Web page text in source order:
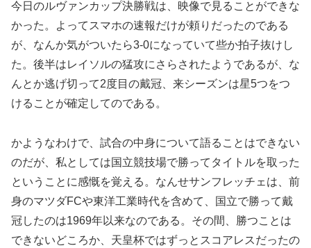
今日のルヴァンカップ決勝戦は、映像で見ることができな
かった。よってスマホの速報だけが頼りだったのである
が、なんか気がついたら3-0になっていて些か拍子抜けし
た。後半はレイソルの猛攻にさらされたようであるが、な
んとか逃げ切って2度目の戴冠、来シーズンは星5つをつ
けることが確定してのである。
かようなわけで、試合の中身について語ることはできない
のだが、私としては国立競技場で勝ってタイトルを取った
ということに感慨を覚える。なんせサンフレッチェは、前
身のマツダFCや東洋工業時代を含めて、国立で勝って戴
冠したのは1969年以来なのである。その間、勝つことは
できないどころか、天皇杯ではずっとスコアレスだったの